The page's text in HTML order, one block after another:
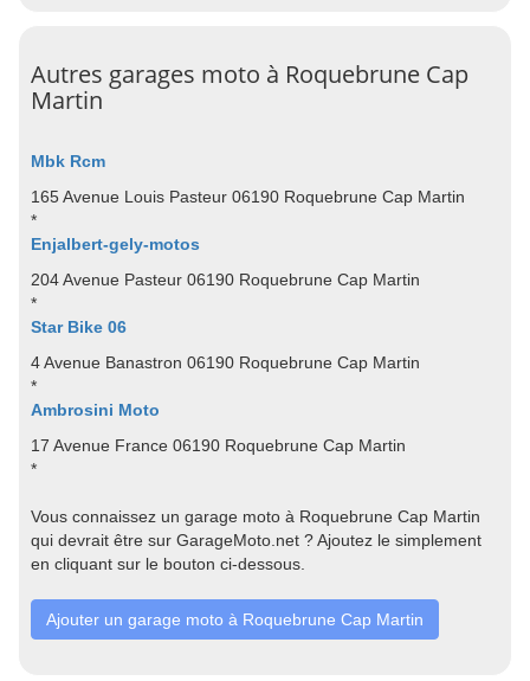
Autres garages moto à Roquebrune Cap
Martin
Mbk Rcm
165 Avenue Louis Pasteur 06190 Roquebrune Cap Martin
*
Enjalbert-gely-motos
204 Avenue Pasteur 06190 Roquebrune Cap Martin
*
Star Bike 06
4 Avenue Banastron 06190 Roquebrune Cap Martin
*
Ambrosini Moto
17 Avenue France 06190 Roquebrune Cap Martin
*
Vous connaissez un garage moto à Roquebrune Cap Martin
qui devrait être sur GarageMoto.net ? Ajoutez le simplement
en cliquant sur le bouton ci-dessous.
Ajouter un garage moto à Roquebrune Cap Martin